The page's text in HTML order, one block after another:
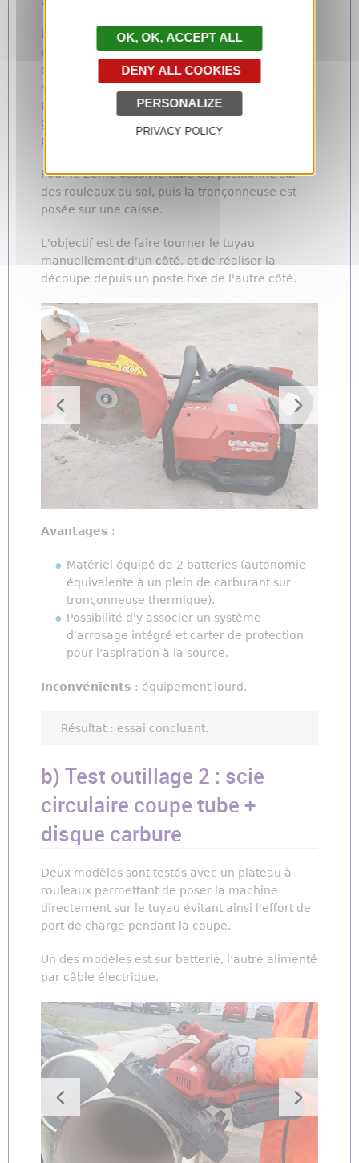
Un 1er essai réalisé directement sur les tuyaux
encore en place sur le fagot révèle que le poids
de l'outil et la posture de l'opérateur (de la
station debout avec bras à l'horizontal jusqu'à la
position accroupie + prise à 2 mains de l'outil)
génèrent des situations de
permettent pas une découpe droite et précise.
Pour le 2ème essai, le tube est positionné sur
des rouleaux au sol, puis la tronçonneuse est
posée sur une caisse.
L'objectif est de faire tourner le tuyau
manuellement d'un côté, et de réaliser la
découpe depuis un poste fixe de l'autre côté.
Avantages :
Matériel équipé de 2 batteries (autonomie
équivalente à un plein de carburant sur
tronçonneuse thermique).
Possibilité d'y associer un système
d'arrosage intégré et carter de protection
pour l'aspiration à la source.
Inconvénients : équipement lourd.
Résultat : essai concluant.
b) Test outillage 2 : scie
circulaire coupe tube +
disque carbure
Deux modèles sont testés avec un plateau à
rouleaux permettant de poser la machine
directement sur le tuyau évitant ainsi l'effort de
port de charge pendant la coupe.
Un des modèles est sur batterie, l’autre alimenté
par câble électrique.
OK, ACCEPT ALL
DENY ALL COOKIES
PERSONALIZE
PRIVACY POLICY